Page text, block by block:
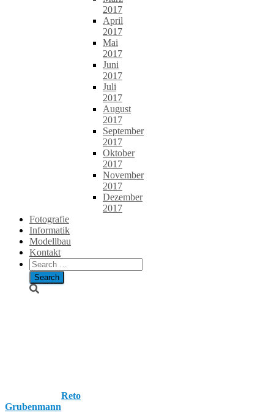
2017
April
2017
Mai
2017
Juni
2017
Juli
2017
August
2017
September
2017
Oktober
2017
November
2017
Dezember
2017
Fotografie
Informatik
Modellbau
Kontakt
Search
for:
Reto
Grubenmann